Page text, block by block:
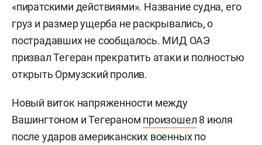
«пиратскими действиями». Название судна, его
груз и размер ущерба не раскрывались, о
пострадавших не сообщалось. МИД ОАЭ
призвал Тегеран прекратить атаки и полностью
открыть Ормузский пролив.
Новый виток напряженности между
Вашингтоном и Тегераном произошел 8 июля
после ударов американских военных по